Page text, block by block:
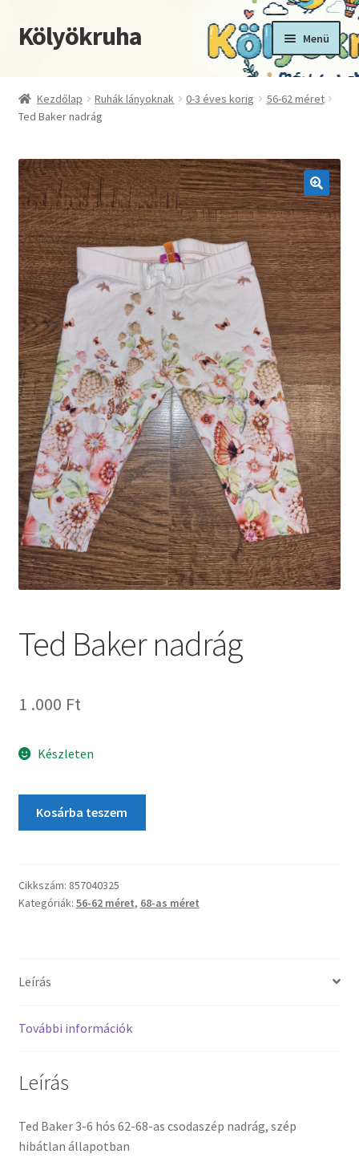
Ugrás
a
Kilépés
a
Kölyökruha Menü
Fiókom
Kosár
Pénztár
Termékek
Kezdőlap Ruhák lányoknak 0-3 éves korig
56-62 méret
Ted Baker nadrág
🔍
Ted Baker nadrág
1 .000 Ft
Készleten
Kosárba teszem
Cikkszám: 857040325
Kategóriák: 56-62 méret, 68-as méret
Leírás
További információk
Leírás
Ted Baker 3-6 hós 62-68-as csodaszép nadrág, szép
hibátlan állapotban